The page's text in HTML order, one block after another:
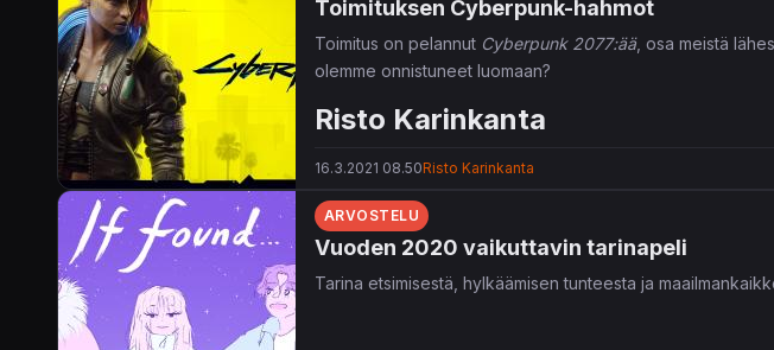
Toimituksen Cyberpunk-hahmot
Toimitus on pelannut Cyberpunk 2077:ää, osa meistä
olemme onnistuneet luomaan?
Risto Karinkanta
16.3.2021 08.50Risto Karinkanta
ARVOSTELU
Vuoden 2020 vaikuttavin tarinapeli
Tarina etsimisestä, hylkäämisen tunteesta ja